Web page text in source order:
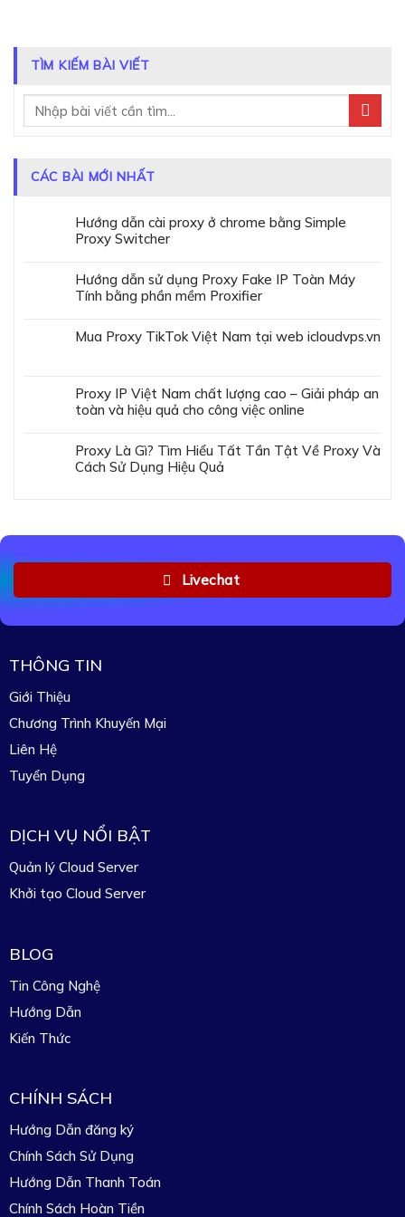
TÌM KIẾM BÀI VIẾT
CÁC BÀI MỚI NHẤT
Hướng dẫn cài proxy ở chrome bằng Simple
Proxy Switcher
Hướng dẫn sử dụng Proxy Fake IP Toàn Máy
Tính bằng phần mềm Proxifier
Mua Proxy TikTok Việt Nam tại web icloudvps.vn
Proxy IP Việt Nam chất lượng cao – Giải pháp an
toàn và hiệu quả cho công việc online
Proxy Là Gì? Tìm Hiểu Tất Tần Tật Về Proxy Và
Cách Sử Dụng Hiệu Quả
Livechat
THÔNG TIN
Giới Thiệu
Chương Trình Khuyến Mại
Liên Hệ
Tuyển Dụng
DỊCH VỤ NỔI BẬT
Quản lý Cloud Server
Khởi tạo Cloud Server
BLOG
Tin Công Nghệ
Hướng Dẫn
Kiến Thức
CHÍNH SÁCH
Hướng Dẫn đăng ký
Chính Sách Sử Dụng
Hướng Dẫn Thanh Toán
Chính Sách Hoàn Tiền